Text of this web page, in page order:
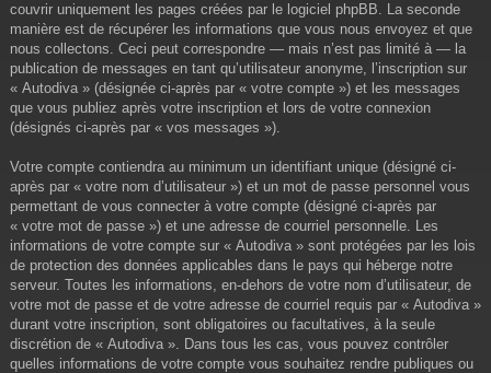
couvrir uniquement les pages créées par le logiciel phpBB. La seconde
manière est de récupérer les informations que vous nous envoyez et que
nous collectons. Ceci peut correspondre — mais n’est pas limité à — la
publication de messages en tant qu’utilisateur anonyme, l’inscription sur
« Autodiva » (désignée ci-après par « votre compte ») et les messages
que vous publiez après votre inscription et lors de votre connexion
(désignés ci-après par « vos messages »).
Votre compte contiendra au minimum un identifiant unique (désigné ci-
après par « votre nom d’utilisateur ») et un mot de passe personnel vous
permettant de vous connecter à votre compte (désigné ci-après par
« votre mot de passe ») et une adresse de courriel personnelle. Les
informations de votre compte sur « Autodiva » sont protégées par les lois
de protection des données applicables dans le pays qui héberge notre
serveur. Toutes les informations, en-dehors de votre nom d’utilisateur, de
votre mot de passe et de votre adresse de courriel requis par « Autodiva »
durant votre inscription, sont obligatoires ou facultatives, à la seule
discrétion de « Autodiva ». Dans tous les cas, vous pouvez contrôler
quelles informations de votre compte vous souhaitez rendre publiques ou